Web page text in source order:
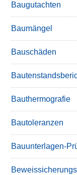
Baugutachten
Baumängel
Bauschäden
Bauthermografie
Bautoleranzen
Bauunterlagen-